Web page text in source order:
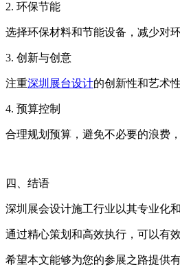
2. 环保节能
选择环保材料和节能设备，减少对
3. 创新与创意
注重深圳展台设计的创新性和艺术
4. 预算控制
合理规划预算，避免不必要的浪费
四、结语
深圳展会设计施工行业以其专业化
通过精心策划和高效执行，可以有
希望本文能够为您的参展之路提供